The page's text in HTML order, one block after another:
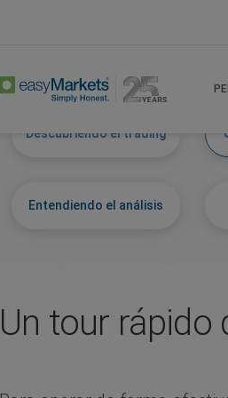
Descubriendo el trading
Entendiendo el análisis
Un tour rápido